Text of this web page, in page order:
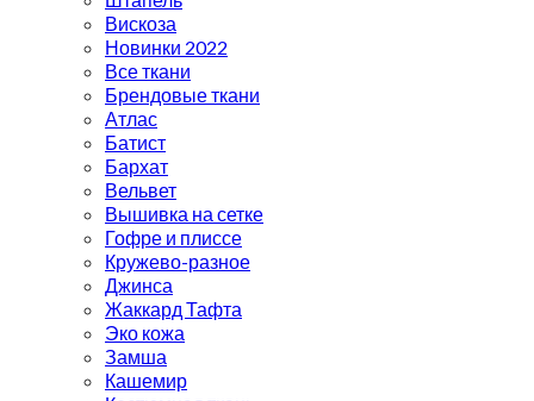
Вискоза
Новинки 2022
Все ткани
Брендовые ткани
Атлас
Батист
Бархат
Вельвет
Вышивка на сетке
Гофре и плиссе
Кружево-разное
Джинса
Жаккард Тафта
Эко кожа
Замша
Кашемир